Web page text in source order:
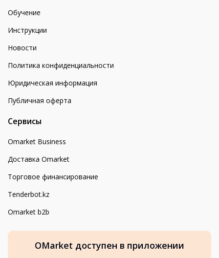
Обучение
Инструкции
Новости
Политика конфиденциальности
Юридическая информация
Публичная оферта
Сервисы
Omarket Business
Доставка Omarket
Торговое финансирование
Tenderbot.kz
Omarket b2b
OMarket доступен в приложении